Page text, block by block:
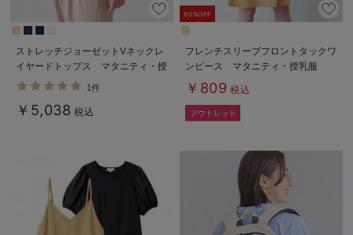
ストレッチジョーゼットVネックレ
イヤードトップス マタニティ・授
乳服【出産後も長く使える】
1件
￥5,038 税込
80%OFF
フレンチスリーブフロントタックワ
ンピース マタニティ・授乳服
￥809 税込